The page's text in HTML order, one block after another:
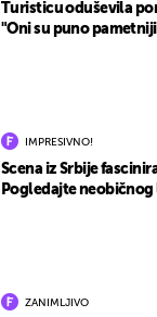
Turisticu oduševila
"Oni su puno
IMPRESIVNO!
Scena iz Srbije
Pogledajte
ZANIMLJIVO